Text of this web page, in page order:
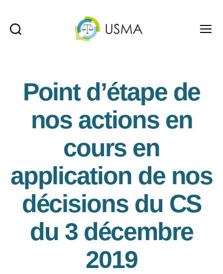
Point d’étape de
nos actions en
cours en
application de nos
décisions du CS
du 3 décembre
2019